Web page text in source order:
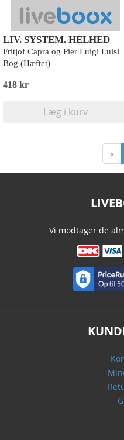
LIV. SYSTEM. HELHED
Fritjof Capra og Pier Luigi Luisi
Bog (Hæftet)
418 kr
Læg i kurv
«
Vi modtager de